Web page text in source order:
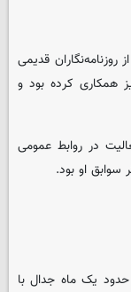
قدیمی
همکاری کرده بود و
در روابط عمومی
او بود.
۱۱ شهریورماه ۱۴۰۰ پس از حدود یک ماه جدال با